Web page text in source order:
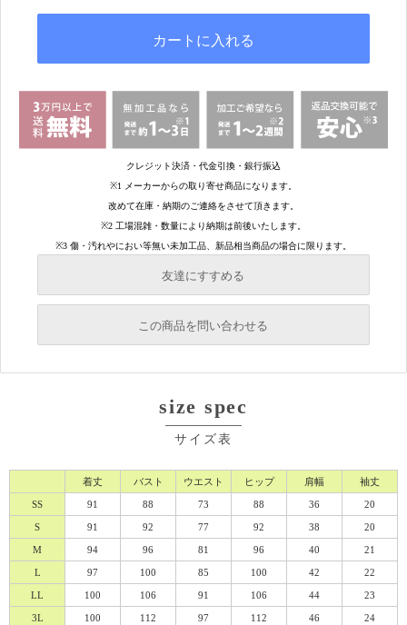
友達にすすめる
必須
必須
この商品を問い合わせる
必須
size spec
サイズ表
着丈 バスト ウエスト ヒップ 肩幅 袖丈
SS 91 88 73 88 36 20
S 91 92 77 92 38 20
M 94 96 81 96 40 21
L 97 100 85 100 42 22
LL 100 106 91 106 44 23
3L 100 112 97 112 46 24